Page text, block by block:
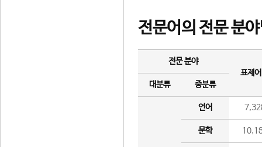
전문어의 전문 분
전문 분야
표제
대분류
중분류
언어
문학